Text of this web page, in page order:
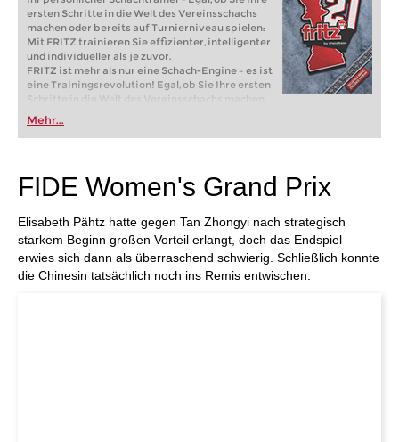
ersten Schritte in die Welt des Vereinsschachs
machen oder bereits auf Turnierniveau spielen:
Mit FRITZ trainieren Sie effizienter, intelligenter
und individueller als je zuvor.
FRITZ ist mehr als nur eine Schach-Engine – es ist
eine Trainingsrevolution! Egal, ob Sie Ihre ersten
Schritte in die Welt des Vereinsschachs machen
oder bereits auf Turnierniveau spielen: Mit
FRITZ trainieren Sie effizienter, intelligenter und
individueller als je zuvor.
Mehr...
FIDE Women's Grand Prix
Elisabeth Pähtz hatte gegen Tan Zhongyi nach strategisch
starkem Beginn großen Vorteil erlangt, doch das Endspiel
erwies sich dann als überraschend schwierig. Schließlich konnte
die Chinesin tatsächlich noch ins Remis entwischen.